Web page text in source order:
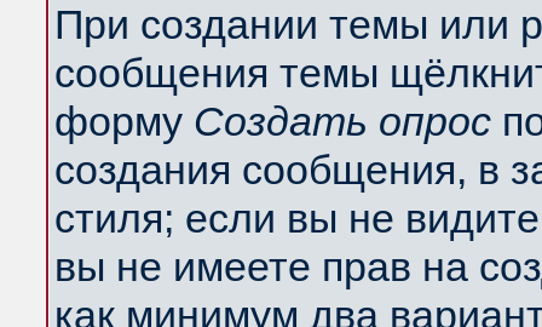
При создании темы или
сообщения темы
форму Создать опрос
создания сообщения, в
стиля; если вы не
вы не имеете прав на
как минимум два